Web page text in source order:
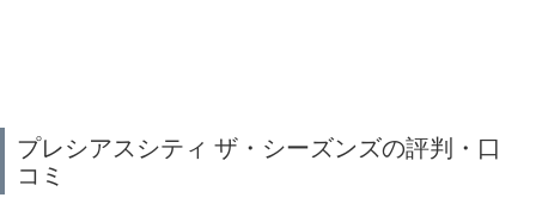
プレシアスシティ ザ・シーズンズの評判・口
コミ